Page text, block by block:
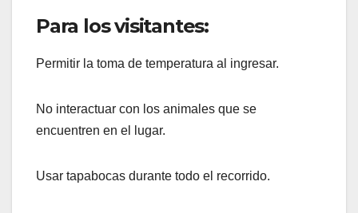
Para los visitantes:
Permitir la toma de temperatura al ingresar.
No interactuar con los animales que se
encuentren en el lugar.
Usar tapabocas durante todo el recorrido.